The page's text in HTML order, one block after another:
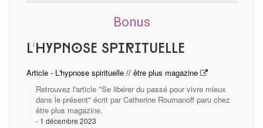
Bonus
L'hypnose spirituelle
Article - L'hypnose spirituelle // être plus magazine
Retrouvez l'article "Se libérer du passé pour vivre mieux
dans le présent" écrit par Catherine Roumanoff paru chez
être plus magazine.
1 décembre 2023